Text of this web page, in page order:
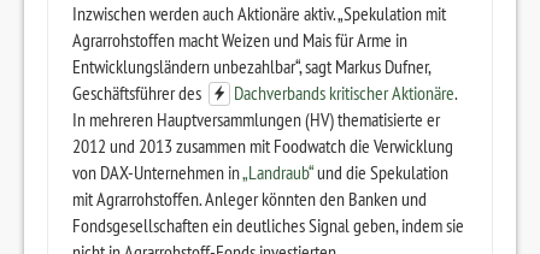
Inzwischen werden auch Aktionäre aktiv. „Spekulation mit
Agrarrohstoffen macht Weizen und Mais für Arme in
Entwicklungsländern unbezahlbar“, sagt Markus Dufner,
Geschäftsführer des
Dachverbands kritischer Aktionäre.
In mehreren Hauptversammlungen (HV) thematisierte er
2012 und 2013 zusammen mit Foodwatch die Verwicklung
von DAX-Unternehmen in„Landraub“und die Spekulation
mit Agrarrohstoffen. Anleger könnten den Banken und
Fondsgesellschaften ein deutliches Signal geben, indem sie